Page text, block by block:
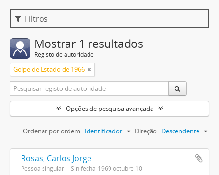
Filtros
Mostrar 1 resultados
Registo de autoridade
Golpe de Estado de 1966
Opções de pesquisa avançada
Ordenar por ordem: Identificador Direção: Descendente
Rosas, Carlos Jorge
Pessoa singular Sin fecha-1969 octubre 10